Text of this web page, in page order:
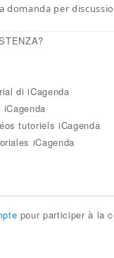
domanda per
di iCagenda
tutoriels iCagenda
iCagenda
pour participer à la